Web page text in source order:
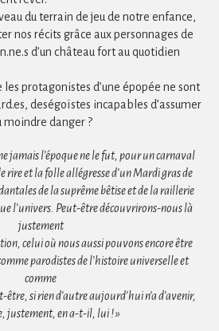
du terrain de jeu de notre enfance,
nos récits grâce aux personnages de
d’un château fort au quotidien
protagonistes d’une épopée ne sont
deségoïstes incapables d’assumer
moindre danger ?
jamais l’époque ne le fut, pour un carnaval
rire et la folle allégresse d’un Mardi gras de
de la suprême bêtise et de la raillerie
l’univers. Peut-être découvrirons-nous là
justement
celui où nous aussi pouvons encore être
parodistes de l’histoire universelle et
comme
si rien d’autre aujourd’hui n’a d’avenir,
justement, en a-t-il, lui ! »